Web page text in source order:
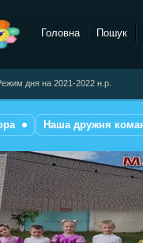
Головна Пошук
дня на 2021-2022 н.р.
Наша дружня